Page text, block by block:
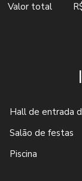
Valor total
Hall de entrada
Salão de festas
Piscina